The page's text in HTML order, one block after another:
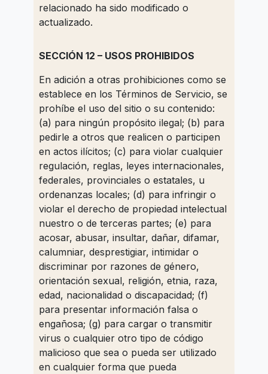
relacionado ha sido modificado o
actualizado.
SECCIÓN 12 – USOS PROHIBIDOS
En adición a otras prohibiciones como se
establece en los Términos de Servicio, se
prohíbe el uso del sitio o su contenido:
(a) para ningún propósito ilegal; (b) para
pedirle a otros que realicen o participen
en actos ilícitos; (c) para violar cualquier
regulación, reglas, leyes internacionales,
federales, provinciales o estatales, u
ordenanzas locales; (d) para infringir o
violar el derecho de propiedad intelectual
nuestro o de terceras partes; (e) para
acosar, abusar, insultar, dañar, difamar,
calumniar, desprestigiar, intimidar o
discriminar por razones de género,
orientación sexual, religión, etnia, raza,
edad, nacionalidad o discapacidad; (f)
para presentar información falsa o
engañosa; (g) para cargar o transmitir
virus o cualquier otro tipo de código
malicioso que sea o pueda ser utilizado
en cualquier forma que pueda